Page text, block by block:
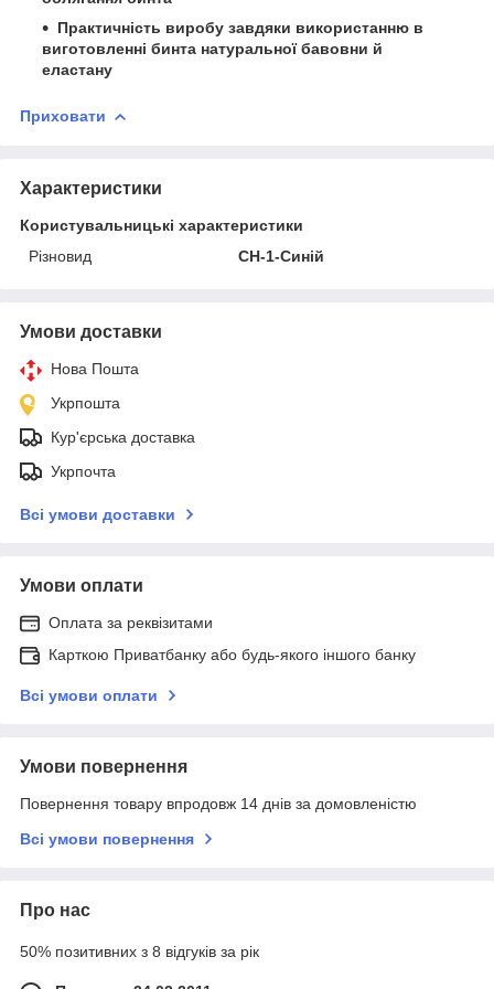
Практичність виробу завдяки використанню в
виготовленні бинта натуральної бавовни й
еластану
Приховати
Характеристики
Користувальницькі характеристики
Різновид
CH-1-Синій
Умови доставки
Нова Пошта
Укрпошта
Кур'єрська доставка
Укрпочта
Всі умови доставки
Умови оплати
Оплата за реквізитами
Карткою Приватбанку або будь-якого іншого банку
Всі умови оплати
Умови повернення
Повернення товару впродовж 14 днів за домовленістю
Всі умови повернення
Про нас
50% позитивних з 8 відгуків за рік